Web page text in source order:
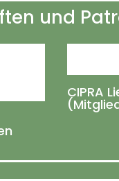
und
CIPRA